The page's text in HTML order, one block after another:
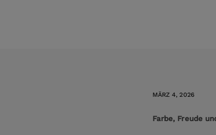
MÄRZ 4, 2026
Farbe, Freude